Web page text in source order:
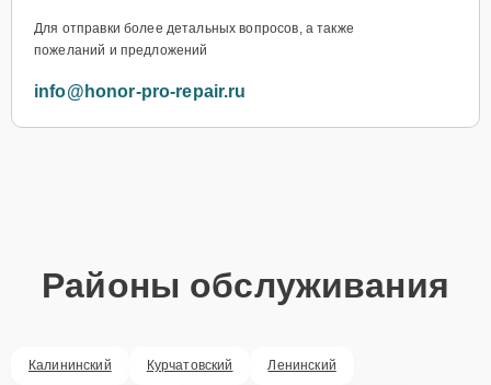
Для отправки более детальных вопросов, а также
пожеланий и предложений
info@honor-pro-repair.ru
Районы обслуживания
Калининский Курчатовский Ленинский